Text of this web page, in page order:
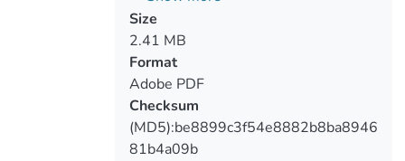
discuss the abovementioned issues and to
draw conclusions and recommendations at
the end.
Advisability of the new regulations
implemented in bank management is
discussed in this Master`s Thesis and
their impact on main economic indicators
მექანიზმი: პრობლემები და
განვითარების პერსპექტივები
Size
2.41 MB
Format
Adobe PDF
Checksum
(MD5):be8899c3f54e8882b8ba8946
81b4a09b